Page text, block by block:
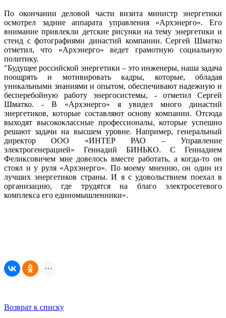
По окончании деловой части визита министр энергетики
осмотрел задние аппарата управления «Архэнерго». Его
внимание привлекли детские рисунки на тему энергетики и
стенд с фотографиями династий компании. Сергей Шматко
отметил, что «Архэнерго» ведет грамотную социальную
политику.
"Будущее российской энергетики – это инженеры, наша задача
поощрять и мотивировать кадры, которые, обладая
уникальными знаниями и опытом, обеспечивают надежную и
бесперебойную работу энергосистемы, - отметил Сергей
Шматко. - В «Архэнерго» я увидел много династий
энергетиков, которые составляют основу компании. Отсюда
выходят высококлассные профессионалы, которые успешно
решают задачи на высшем уровне. Например, генеральный
директор ООО «ИНТЕР РАО – Управление
электрогенерацией» Геннадий БИНЬКО. С Геннадием
Феликсовичем мне довелось вместе работать, а когда-то он
стоял и у руля «Архэнерго». По моему мнению, он один из
лучших энергетиков страны. И я с удовольствием поехал в
организацию, где трудятся на благо электросетевого
комплекса его единомышленники».
Возврат к списку